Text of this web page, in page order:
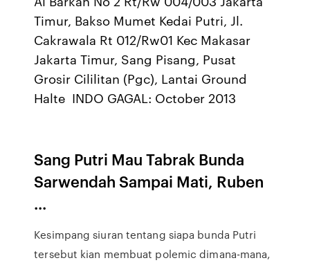
Timur, Bakso Mumet Kedai Putri, Jl.
Cakrawala Rt 012/Rw01 Kec Makasar
Jakarta Timur, Sang Pisang, Pusat
Grosir Cililitan (Pgc), Lantai Ground
Halte INDO GAGAL: October 2013
Sang Putri Mau Tabrak Bunda
Sarwendah Sampai Mati, Ruben
...
Kesimpang siuran tentang siapa bunda Putri
tersebut kian membuat polemic dimana-mana,